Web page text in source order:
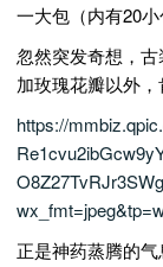
一大包（内有20
忽然突发奇想，
加玫瑰花瓣以外，
https://
正是神药蒸腾的